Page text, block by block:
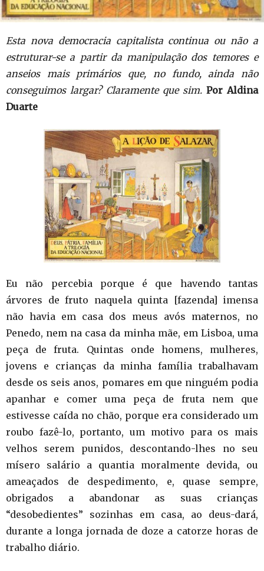
Esta nova democracia capitalista continua ou não a
estruturar-se a partir da manipulação dos temores e
anseios mais primários que, no fundo, ainda não
conseguimos largar? Claramente que sim. Por Aldina
Duarte
Eu não percebia porque é que havendo tantas
árvores de fruto naquela quinta [fazenda] imensa
não havia em casa dos meus avós maternos, no
Penedo, nem na casa da minha mãe, em Lisboa, uma
peça de fruta. Quintas onde homens, mulheres,
jovens e crianças da minha família trabalhavam
desde os seis anos, pomares em que ninguém podia
apanhar e comer uma peça de fruta nem que
estivesse caída no chão, porque era considerado um
roubo fazê-lo, portanto, um motivo para os mais
velhos serem punidos, descontando-lhes no seu
mísero salário a quantia moralmente devida, ou
ameaçados de despedimento, e, quase sempre,
obrigados a abandonar as suas crianças
“desobedientes” sozinhas em casa, ao deus-dará,
durante a longa jornada de doze a catorze horas de
trabalho diário.